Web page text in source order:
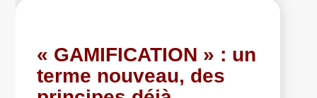
« GAMIFICATION » : un
terme nouveau, des